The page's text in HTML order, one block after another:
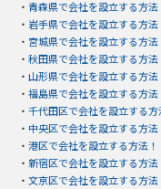
・ 青森県で会社を設立する方法
・ 岩手県で会社を設立する方法
・ 宮城県で会社を設立する方法
・ 秋田県で会社を設立する方法
・ 山形県で会社を設立する方法
・ 福島県で会社を設立する方法
・ 千代田区で会社を設立する方
・ 中央区で会社を設立する方法
・ 港区で会社を設立する方法！
・ 新宿区で会社を設立する方法
・ 文京区で会社を設立する方法